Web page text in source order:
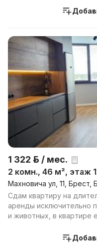
1 322 р. / мес.
2 комн., 46 м², этаж
Махновича ул, 11, Брест,
Сдам квартиру на
аренды исключительно
и животных, в квартире